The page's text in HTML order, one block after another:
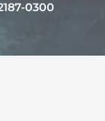
0300